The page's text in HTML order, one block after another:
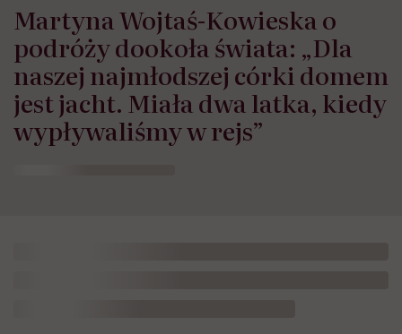
Martyna Wojtaś-Kowieska o
podróży dookoła świata: „Dla
naszej najmłodszej córki domem
jest jacht. Miała dwa latka, kiedy
wypływaliśmy w rejs”